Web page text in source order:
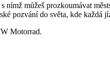
můžeš prozkoumávat
pozvání do světa, kde každá
Motorrad.